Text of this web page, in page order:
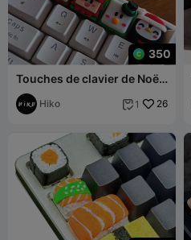
350
Touches de clavier de Noël
multicolores - clavier
mécanique
Hiko  1 26